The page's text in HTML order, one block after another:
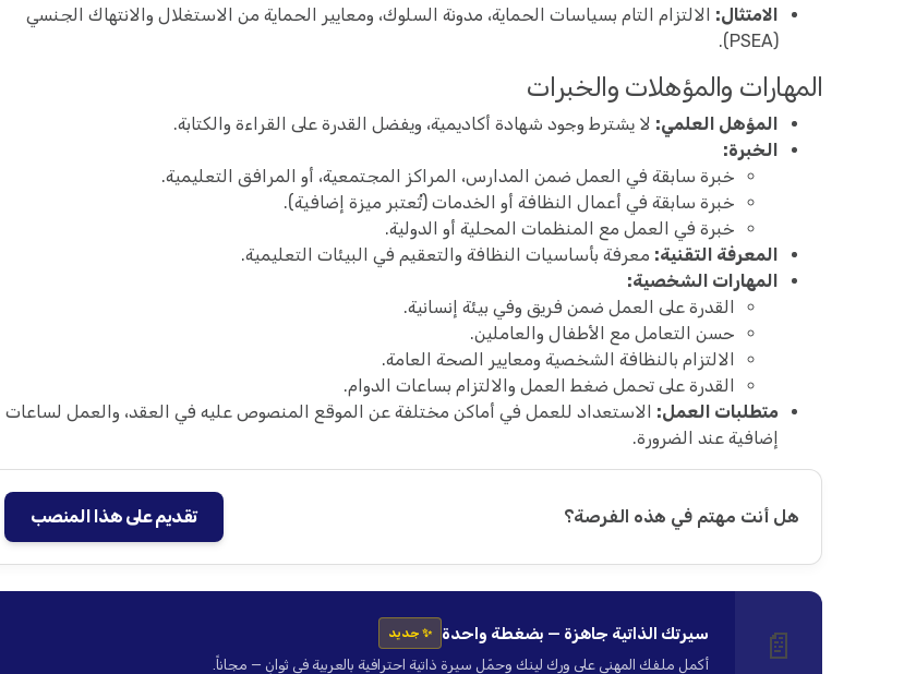
الامتثال: الالتزام التام بسياسات الحماية، مدونة السلوك، ومعايير الحماية من الاستغلال والانتهاك الجنسي
(PSEA).
المهارات والمؤهلات والخبرات
المؤهل العلمي: لا يشترط وجود شهادة أكاديمية، ويفضل القدرة على القراءة والكتابة.
الخبرة:
خبرة سابقة في العمل ضمن المدارس، المراكز المجتمعية، أو المرافق التعليمية.
خبرة سابقة في أعمال النظافة أو الخدمات (تُعتبر ميزة إضافية).
خبرة في العمل مع المنظمات المحلية أو الدولية.
المعرفة التقنية: معرفة بأساسيات النظافة والتعقيم في البيئات التعليمية.
المهارات الشخصية:
القدرة على العمل ضمن فريق وفي بيئة إنسانية.
حسن التعامل مع الأطفال والعاملين.
الالتزام بالنظافة الشخصية ومعايير الصحة العامة.
القدرة على تحمل ضغط العمل والالتزام بساعات الدوام.
متطلبات العمل: الاستعداد للعمل في أماكن مختلفة عن الموقع المنصوص عليه في العقد، والعمل لساعات
إضافية عند الضرورة.
هل أنت مهتم في هذه الفرصة؟ تقديم على هذا المنصب
📄 سيرتك الذاتية جاهزة — بضغطة واحدة ✨ جديد
أكمل ملفك المهني على ورك لينك وحمّل سيرة ذاتية احترافية بالعربية في ثوانٍ — مجاناً.